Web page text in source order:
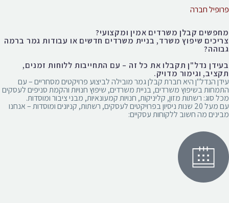
פרופיל חברה
מחפשים קבלן משרדים אמין ומקצועי?
צריכים שיפוץ משרד, בניית משרדים חדשים או עבודות גמר ברמה
גבוהה?
בעידן נדל"ן תקבלו את כל זה – עם התחייבות ללוחות זמנים,
תקציב, וגימור מדויק.
עידן הנדל"ן היא חברת קבלן גמר מובילה לביצוע פרויקטים מסחריים – עם
התמחות בשיפוץ משרדים, בניית משרדים, שיפוץ חנויות והקמת סניפים לעסקים
מכל סוג: רשתות מזון, קליניקות, חנויות קמעונאיות, מבני ציבור ומוסדות.
עם מעל 20 שנות ניסיון בפרויקטים לעסקים, רשתות, קניונים ומוסדות – אנחנו
מבינים מה חשוב ללקוחות עסקיים: